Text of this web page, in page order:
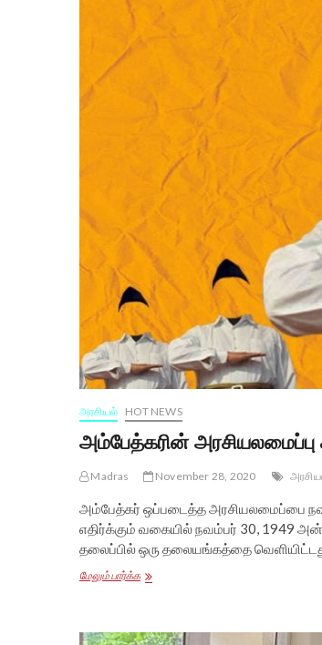
அரசியல் HOT NEWS
அம்பேத்கரின்
Madras November 28, 2020
அம்பேத்கர் ஒப்படைத்த அரசியலமைப்பை
எதிர்க்கும் வகையில் நவம்பர் 30, 1949
தலைப்பில் ஒரு தலையங்கத்தை
மேலும் பார்க்கஅம்பேத்கரின்
ஏற்கிறதா?